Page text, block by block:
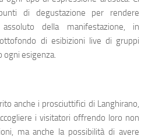
di degustazione per rendere
della manifestazione, in
di esibizioni live di gruppi
ogni esigenza.
anche i prosciuttifici di Langhirano,
i visitatori offrendo loro non
ma anche la possibilità di avere